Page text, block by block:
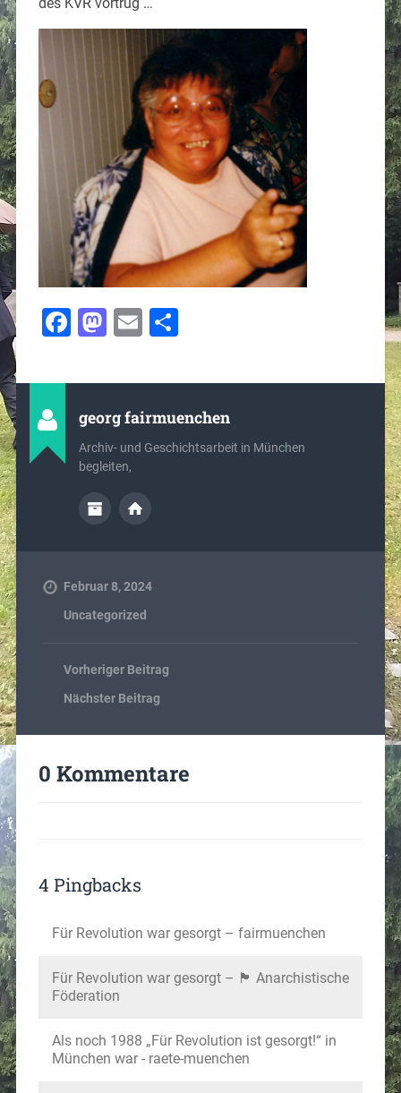
des KVR vortrug …
Facebook
Mastodon
EmailTeilen
georg fairmuenchen
Archiv- und Geschichtsarbeit in München
begleiten,
Februar 8, 2024
Uncategorized
Vorheriger Beitrag
Nächster Beitrag
0 Kommentare
4 Pingbacks
Für Revolution war gesorgt – fairmuenchen
Für Revolution war gesorgt – 🏴 Anarchistische
Föderation
Als noch 1988 „Für Revolution ist gesorgt!“ in
München war - raete-muenchen